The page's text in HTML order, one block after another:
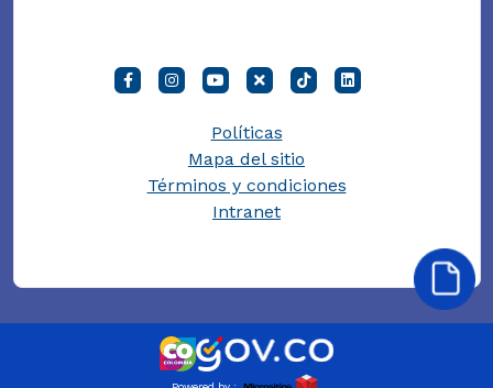
Políticas
Mapa del sitio
Términos y condiciones
Intranet